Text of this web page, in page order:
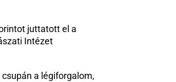
juttatott el a
Intézet
a légiforgalom,